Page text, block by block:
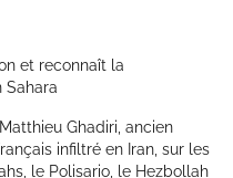
et reconnaît la
Sahara
Ghadiri, ancien
infiltré en Iran, sur les
le Polisario, le Hezbollah